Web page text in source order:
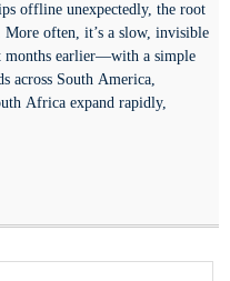
offline unexpectedly, the root
often, it’s a slow, invisible
months earlier—with a simple
across South America,
Africa expand rapidly,